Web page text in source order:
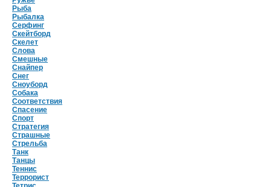
Рыба
Рыбалка
Серфинг
Скейтборд
Скелет
Слова
Смешные
Снайпер
Снег
Сноуборд
Собака
Соответствия
Спасение
Спорт
Стратегия
Страшные
Стрельба
Танк
Танцы
Теннис
Террорист